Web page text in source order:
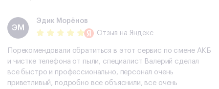
ЭМ
Эдик Морёнов
Отзыв на Яндекс
Порекомендовали обратиться в этот сервис по смене АКБ
и чистке телефона от пыли, специалист Валерий сделал
все быстро и профессионально, персонал очень
приветливый, подробно все объяснили, все очень